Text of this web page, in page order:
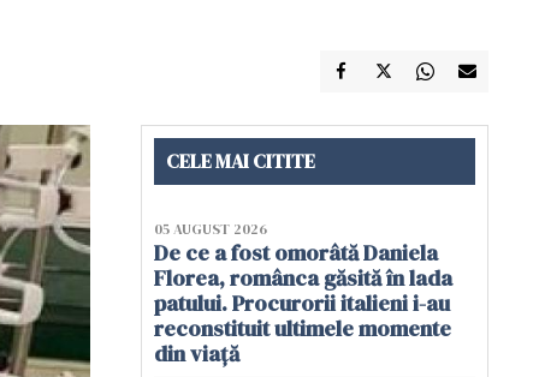
CELE MAI CITITE
05 AUGUST 2026
De ce a fost omorâtă Daniela
Florea, românca găsită în lada
patului. Procurorii italieni i-au
reconstituit ultimele momente
din viață